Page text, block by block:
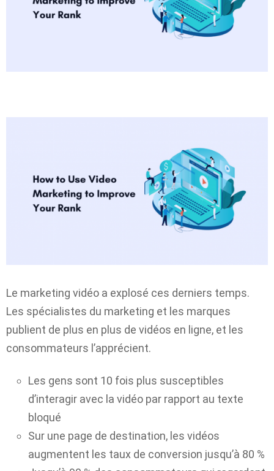
Le marketing vidéo a explosé ces derniers temps.
Les spécialistes du marketing et les marques
publient de plus en plus de vidéos en ligne, et les
consommateurs l’apprécient.
Les gens sont 10 fois plus susceptibles
d’interagir avec la vidéo par rapport au texte
bloqué
Sur une page de destination, les vidéos
augmentent les taux de conversion jusqu’à 80 %